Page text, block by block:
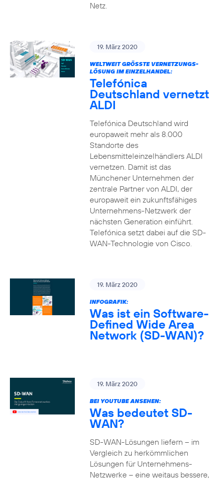
Netz.
19. März 2020
WELTWEIT GRÖSSTE VERNETZUNGS-L
ÖSUNG IM EINZELHANDEL:
Telefónica
Deutschland vernetzt
ALDI
Telefónica Deutschland wird
europaweit mehr als 8.000
Standorte des
Lebensmitteleinzelhändlers ALDI
vernetzen. Damit ist das
Münchener Unternehmen der
zentrale Partner von ALDI, der
europaweit ein zukunftsfähiges
Unternehmens-Netzwerk der
nächsten Generation einführt.
Telefónica setzt dabei auf die SD-
WAN-Technologie von Cisco.
19. März 2020
INFOGRAFIK:
Was ist ein Software-
Defined Wide Area
Network (SD-WAN)?
19. März 2020
BEI YOUTUBE ANSEHEN:
Was bedeutet SD-
WAN?
SD-WAN-Lösungen liefern – im
Vergleich zu herkömmlichen
Lösungen für Unternehmens-
Netzwerke – eine weitaus bessere,